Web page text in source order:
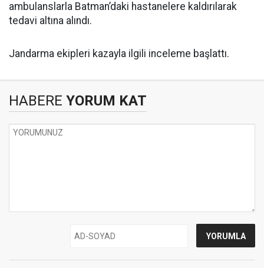
ambulanslarla Batman’daki hastanelere kaldırılarak
tedavi altına alındı.
Jandarma ekipleri kazayla ilgili inceleme başlattı.
HABERE YORUM KAT